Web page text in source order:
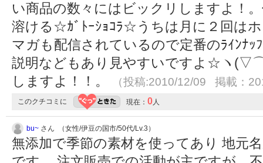
い商品の数々にはビックリしますよ！
溶ける☆ｶﾞﾄｰｼｮｺﾗ☆うちは月に２回は
マガも配信されているので定番のﾗｲﾝﾅｯ
説明などもあり見やすいですよ☆ヽ
しますよ！！。
（投稿:2010/12/09 掲載：
このクチコミに 現在： 0人
bu~ さん （女性/伊豆の国市/50代/Lv.3）
無添加で季節の素材を使ってあり 地元